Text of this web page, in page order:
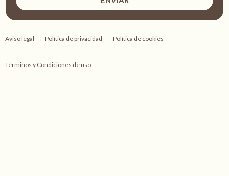
Aviso legal Política de privacidad Política de cookies
Términos y Condiciones de uso